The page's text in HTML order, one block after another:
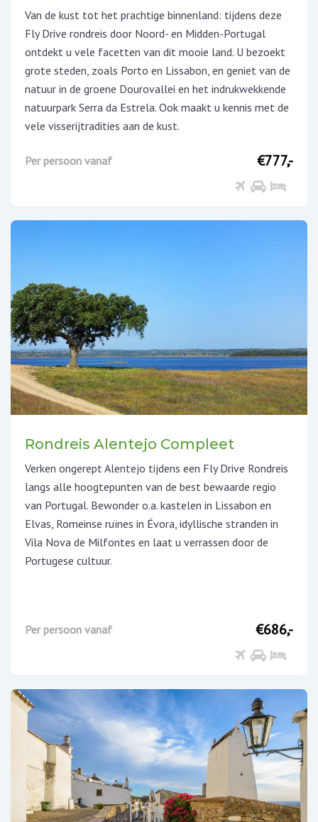
Van de kust tot het prachtige binnenland: tijdens deze
Fly Drive rondreis door Noord- en Midden-Portugal
ontdekt u vele facetten van dit mooie land. U bezoekt
grote steden, zoals Porto en Lissabon, en geniet van de
natuur in de groene Dourovallei en het indrukwekkende
natuurpark Serra da Estrela. Ook maakt u kennis met de
vele visserijtradities aan de kust.
Per persoon vanaf €777,-
Rondreis Alentejo Compleet
Verken ongerept Alentejo tijdens een Fly Drive Rondreis
langs alle hoogtepunten van de best bewaarde regio
van Portugal. Bewonder o.a. kastelen in Lissabon en
Elvas, Romeinse ruïnes in Évora, idyllische stranden in
Vila Nova de Milfontes en laat u verrassen door de
Portugese cultuur.
Per persoon vanaf €686,-